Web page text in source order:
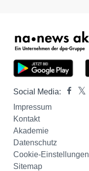
Social Media:
Impressum
Kontakt
Akademie
Datenschutz
Cookie-Einstellungen
Sitemap